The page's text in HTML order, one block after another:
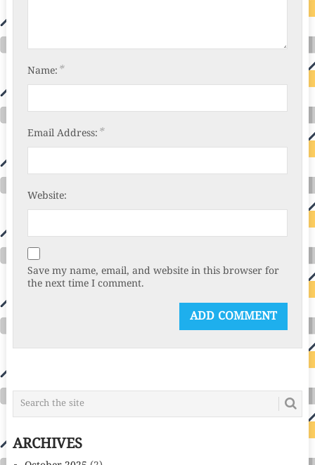
Name: *
Email Address: *
Website:
Save my name, email, and website in this browser for
the next time I comment.
ARCHIVES